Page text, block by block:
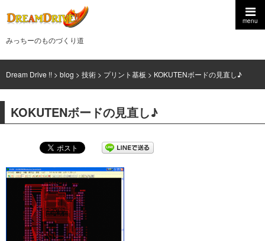
menu
みっちーのものづくり道
Dream Drive !! > blog > 技術 > プリント基板 > KOKUTENボードの見直し♪
KOKUTENボードの見直し♪